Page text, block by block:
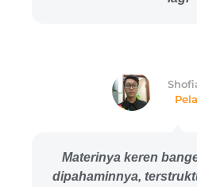
Materinya keren
dipahaminnya,